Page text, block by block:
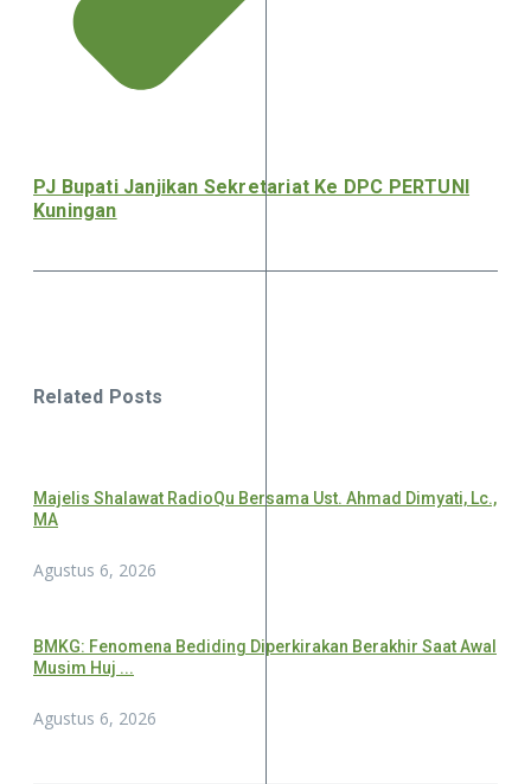
PJ Bupati Janjikan Sekretariat Ke DPC PERTUNI
Kuningan
Related Posts
Majelis Shalawat RadioQu Bersama Ust. Ahmad Dimyati, Lc.,
MA
Agustus 6, 2026
BMKG: Fenomena Bediding Diperkirakan Berakhir Saat Awal
Musim Huj ...
Agustus 6, 2026